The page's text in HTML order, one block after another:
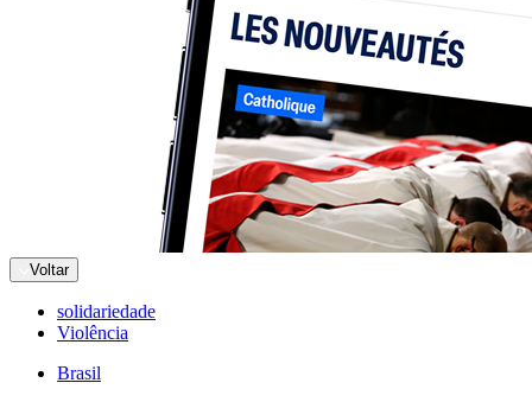
Voltar
solidariedade
Violência
Brasil